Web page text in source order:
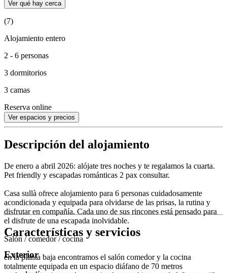
Ver qué hay cerca
(7)
Alojamiento entero
2 - 6 personas
3 dormitorios
3 camas
Reserva online
Ver espacios y precios
Descripción del alojamiento
De enero a abril 2026: alójate tres noches y te regalamos la cuarta.
Pet friendly y escapadas románticas 2 pax consultar.
Casa sullà ofrece alojamiento para 6 personas cuidadosamente
acondicionada y equipada para olvidarse de las prisas, la rutina y
disfrutar en compañía. Cada uno de sus rincones está pensado para
el disfrute de una escapada inolvidable.
Salón / comedor / cocina
en la planta baja encontramos el salón comedor y la cocina
totalmente equipada en un espacio diáfano de 70 metros
Características y servicios
Exterior